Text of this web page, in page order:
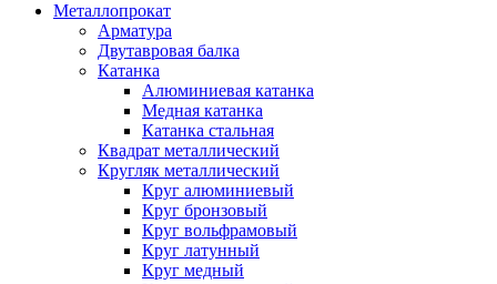
Металлопрокат
Арматура
Двутавровая балка
Катанка
Алюминиевая катанка
Медная катанка
Катанка стальная
Квадрат металлический
Кругляк металлический
Круг алюминиевый
Круг бронзовый
Круг вольфрамовый
Круг латунный
Круг медный